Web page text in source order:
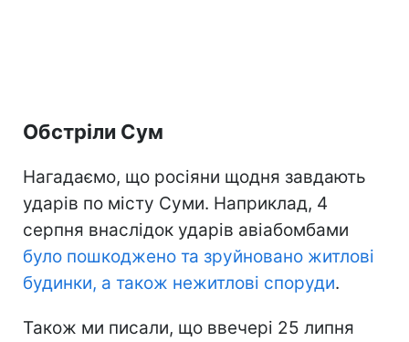
Обстріли Сум
Нагадаємо, що росіяни щодня завдають
ударів по місту Суми. Наприклад, 4
серпня внаслідок ударів авіабомбами
було пошкоджено та зруйновано житлові
будинки, а також нежитлові споруди.
Також ми писали, що ввечері 25 липня